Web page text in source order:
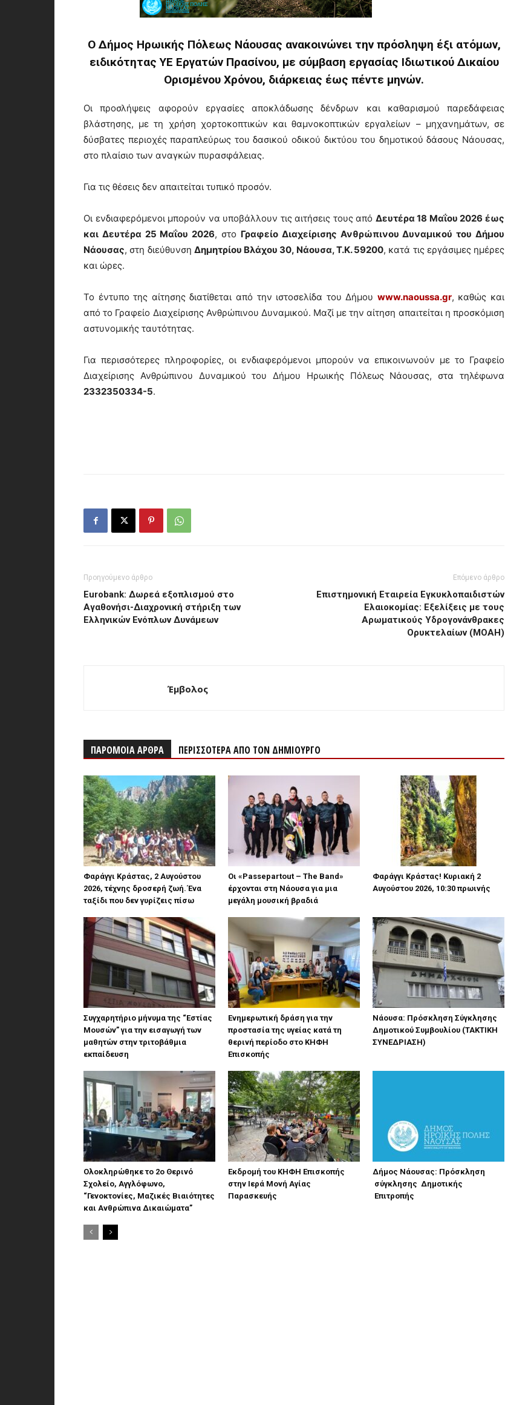
Ο Δήμος Ηρωικής Πόλεως Νάουσας ανακοινώνει την πρόσληψη έξι ατόμων,
ειδικότητας ΥΕ Εργατών Πρασίνου, με σύμβαση εργασίας Ιδιωτικού Δικαίου
Ορισμένου Χρόνου, διάρκειας έως πέντε μηνών.
Οι προσλήψεις αφορούν εργασίες αποκλάδωσης δένδρων και καθαρισμού παρεδάφειας
βλάστησης, με τη χρήση χορτοκοπτικών και θαμνοκοπτικών εργαλείων – μηχανημάτων, σε
δύσβατες περιοχές παραπλεύρως του δασικού οδικού δικτύου του δημοτικού δάσους Νάουσας,
στο πλαίσιο των αναγκών πυρασφάλειας.
Για τις θέσεις δεν απαιτείται τυπικό προσόν.
Οι ενδιαφερόμενοι μπορούν να υποβάλλουν τις αιτήσεις τους από Δευτέρα 18 Μαΐου 2026 έως
και Δευτέρα 25 Μαΐου 2026, στο Γραφείο Διαχείρισης Ανθρώπινου Δυναμικού του Δήμου
Νάουσας, στη διεύθυνση Δημητρίου Βλάχου 30, Νάουσα, Τ.Κ. 59200, κατά τις εργάσιμες ημέρες
και ώρες.
Το έντυπο της αίτησης διατίθεται από την ιστοσελίδα του Δήμου www.naoussa.gr, καθώς και
από το Γραφείο Διαχείρισης Ανθρώπινου Δυναμικού. Μαζί με την αίτηση απαιτείται η προσκόμιση
αστυνομικής ταυτότητας.
Για περισσότερες πληροφορίες, οι ενδιαφερόμενοι μπορούν να επικοινωνούν με το Γραφείο
Διαχείρισης Ανθρώπινου Δυναμικού του Δήμου Ηρωικής Πόλεως Νάουσας, στα τηλέφωνα
2332350334-5.
Προηγούμενο άρθρο
Eurobank: Δωρεά εξοπλισμού στο
Αγαθονήσι-Διαχρονική στήριξη των
Ελληνικών Ενόπλων Δυνάμεων
Επόμενο άρθρο
Επιστημονική Εταιρεία Εγκυκλοπαιδιστών
Ελαιοκομίας: Εξελίξεις με τους
Αρωματικούς Υδρογονάνθρακες
Ορυκτελαίων (ΜΟΑΗ)
Έμβολος
ΠΑΡΟΜΟΙΑ ΑΡΘΡΑ ΠΕΡΙΣΣΟΤΕΡΑ ΑΠΟ ΤΟΝ ΔΗΜΙΟΥΡΓΟ
Φαράγγι Κράστας, 2 Αυγούστου
2026, τέχνης δροσερή ζωή. Ένα
ταξίδι που δεν γυρίζεις πίσω
Οι «Passepartout – The Band»
έρχονται στη Νάουσα για μια
μεγάλη μουσική βραδιά
Φαράγγι Κράστας! Κυριακή 2
Αυγούστου 2026, 10:30 πρωινής
Συγχαρητήριο μήνυμα της “Εστίας
Μουσών” για την εισαγωγή των
μαθητών στην τριτοβάθμια
εκπαίδευση
Ενημερωτική δράση για την
προστασία της υγείας κατά τη
θερινή περίοδο στο ΚΗΦΗ
Επισκοπής
Νάουσα: Πρόσκληση Σύγκλησης
Δημοτικού Συμβουλίου (ΤΑΚΤΙΚΗ
ΣΥΝΕΔΡΙΑΣΗ)
Ολοκληρώθηκε το 2ο Θερινό
Σχολείο, Αγγλόφωνο,
“Γενοκτονίες, Μαζικές Βιαιότητες
και Ανθρώπινα Δικαιώματα”
Εκδρομή του ΚΗΦΗ Επισκοπής
στην Ιερά Μονή Αγίας
Παρασκευής
Δήμος Νάουσας: Πρόσκληση
σύγκλησης Δημοτικής
Επιτροπής